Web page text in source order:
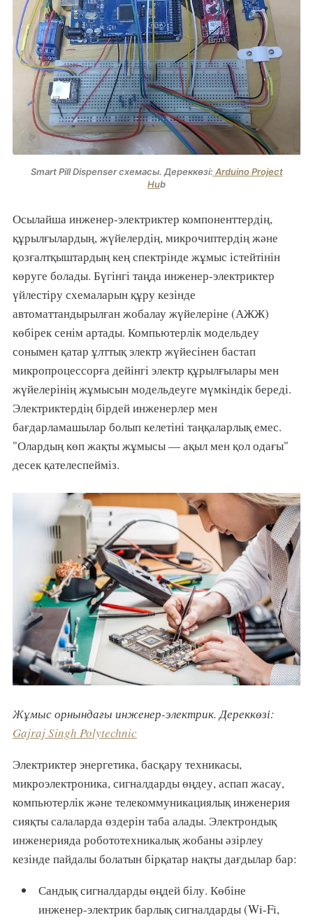
Smart Pill Dispenser схемасы. Дереккөзі: Arduino Project
Hub
Осылайша инженер-электриктер компоненттердің,
құрылғылардың, жүйелердің, микрочиптердің және
қозғалтқыштардың кең спектрінде жұмыс істейтінін
көруге болады. Бүгінгі таңда инженер-электриктер
үйлестіру схемаларын құру кезінде
автоматтандырылған жобалау жүйелеріне (АЖЖ)
көбірек сенім артады. Компьютерлік модельдеу
сонымен қатар ұлттық электр жүйесінен бастап
микропроцессорға дейінгі электр құрылғылары мен
жүйелерінің жұмысын модельдеуге мүмкіндік береді.
Электриктердің бірдей инженерлер мен
бағдарламашылар болып келетіні таңқаларлық емес.
"Олардың көп жақты жұмысы — ақыл мен қол одағы"
десек қателеспейміз.
Жұмыс орнындағы инженер-электрик. Дереккөзі:
Gajraj Singh Polytechnic
Электриктер энергетика, басқару техникасы,
микроэлектроника, сигналдарды өңдеу, аспап жасау,
компьютерлік және телекоммуникациялық инженерия
сияқты салаларда өздерін таба алады. Электрондық
инженерияда робототехникалық жобаны әзірлеу
кезінде пайдалы болатын бірқатар нақты дағдылар бар:
Сандық сигналдарды өңдей білу. Көбіне
инженер-электрик барлық сигналдарды (Wi-Fi,